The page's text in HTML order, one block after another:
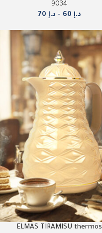
9034
د.إ
– د.إ
ELMAS TIRAMISU thermos